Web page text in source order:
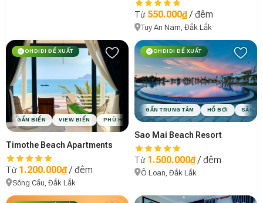
Từ 550.000₫/ đêm
Tuy An Nam, Đắk Lắk
OHDIDI ĐỀ XUẤT
GẦN BIỂN VIEW BIỂN PHÙ HỢP CẶP ĐÔI PHÙ HỢP NHÓM BẠN VIBE
Timothe Beach Apartments
Từ 1.200.000₫/ đêm
Sông Cầu, Đắk Lắk
OHDIDI ĐỀ XUẤT
GẦN TRUNG TÂM HỒ BƠI SÂN
Sao Mai Beach Resort
Từ 1.500.000₫/ đêm
Ô Loan, Đắk Lắk